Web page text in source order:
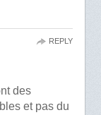
des
et pas du
REPLY